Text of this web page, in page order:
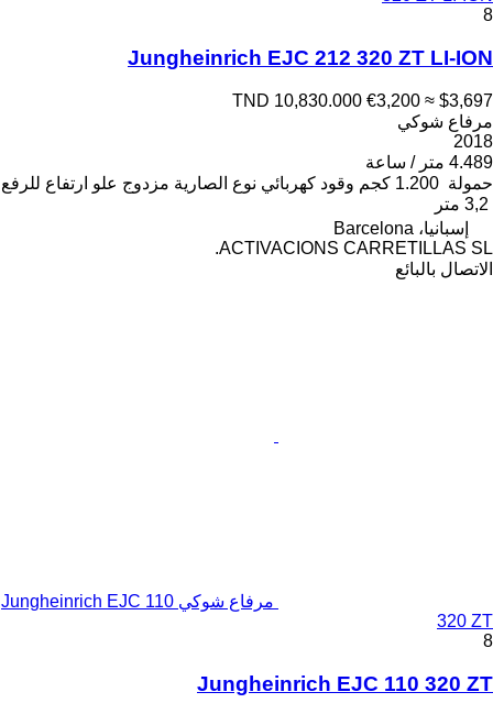
8
Jungheinrich EJC 212 320 ZT LI-ION
TND 10,830.000 €3,200 ≈ $3,697
مرفاع شوكي
2018
4.489 متر / ساعة
حمولة 1.200 كجم وقود كهربائي نوع الصارية مزدوج علو ارتفاع للرفع
3,2 متر
إسبانيا، Barcelona
ACTIVACIONS CARRETILLAS SL.
الاتصال بالبائع
مرفاع شوكي Jungheinrich EJC 110
320 ZT
8
Jungheinrich EJC 110 320 ZT